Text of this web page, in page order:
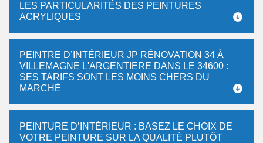
LES PARTICULARITÉS DES PEINTURES
ACRYLIQUES
PEINTRE D’INTÉRIEUR JP RÉNOVATION 34 À
VILLEMAGNE L'ARGENTIERE DANS LE 34600 :
SES TARIFS SONT LES MOINS CHERS DU
MARCHÉ
PEINTURE D’INTÉRIEUR : BASEZ LE CHOIX DE
VOTRE PEINTURE SUR LA QUALITÉ PLUTÔT